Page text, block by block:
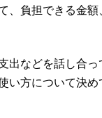
、負担できる金
出などを話し合
い方について決